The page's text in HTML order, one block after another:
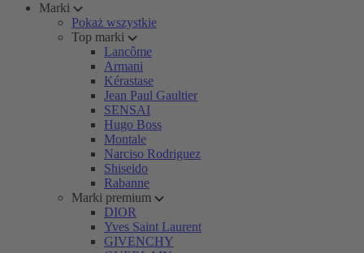
Marki
Pokaż wszystkie
Top marki
Lancôme
Armani
Kérastase
Jean Paul Gaultier
SENSAI
Hugo Boss
Montale
Narciso Rodriguez
Shiseido
Rabanne
Marki premium
DIOR
Yves Saint Laurent
GIVENCHY